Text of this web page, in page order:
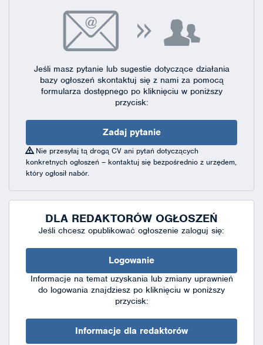
Jeśli masz pytanie lub sugestie dotyczące działania
bazy ogłoszeń skontaktuj się z nami za pomocą
formularza dostępnegopo kliknięciu w poniższy
przycisk:
Zadaj pytanie
Nie przesyłaj tą drogą CV ani pytań dotyczących
konkretnych ogłoszeń – kontaktuj się bezpośrednio z urzędem,
który ogłosił nabór.
DLA REDAKTORÓW OGŁOSZEŃ
Jeśli chcesz opublikować ogłoszenie zaloguj się:
Logowanie
Informacje na temat uzyskania lub zmiany uprawnień
do logowania znajdziesz po kliknięciu w poniższy
przycisk:
Informacje dla redaktorów